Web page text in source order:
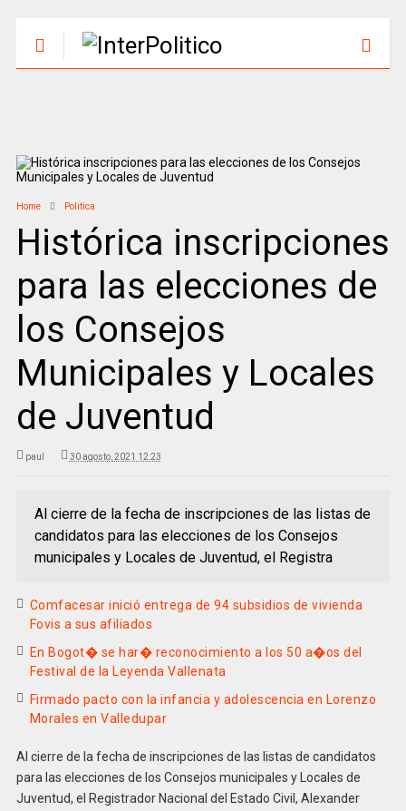
Home Politica
Histórica inscripciones
para las elecciones de
los Consejos
Municipales y Locales
de Juventud
paul 30 agosto, 2021 12:23
Al cierre de la fecha de inscripciones de las listas de
candidatos para las elecciones de los Consejos
municipales y Locales de Juventud, el Registra
Comfacesar inició entrega de 94 subsidios de vivienda
Fovis a sus afiliados
En Bogot� se har� reconocimiento a los 50 a�os del
Festival de la Leyenda Vallenata
Firmado pacto con la infancia y adolescencia en Lorenzo
Morales en Valledupar
Al cierre de la fecha de inscripciones de las listas de candidatos
para las elecciones de los Consejos municipales y Locales de
Juventud, el Registrador Nacional del Estado Civil, Alexander